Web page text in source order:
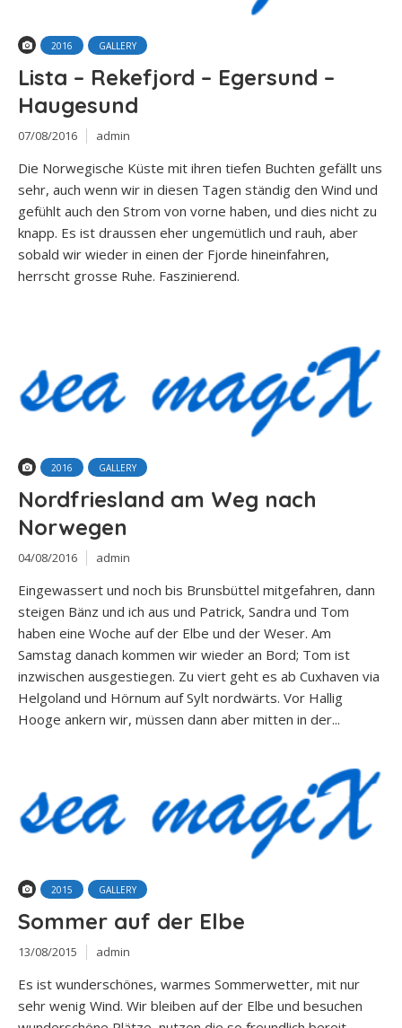
2016 GALLERY
Lista – Rekefjord – Egersund –
Haugesund
07/08/2016 admin
Die Norwegische Küste mit ihren tiefen Buchten gefällt uns
sehr, auch wenn wir in diesen Tagen ständig den Wind und
gefühlt auch den Strom von vorne haben, und dies nicht zu
knapp. Es ist draussen eher ungemütlich und rauh, aber
sobald wir wieder in einen der Fjorde hineinfahren,
herrscht grosse Ruhe. Faszinierend.
2016 GALLERY
Nordfriesland am Weg nach
Norwegen
04/08/2016 admin
Eingewassert und noch bis Brunsbüttel mitgefahren, dann
steigen Bänz und ich aus und Patrick, Sandra und Tom
haben eine Woche auf der Elbe und der Weser. Am
Samstag danach kommen wir wieder an Bord; Tom ist
inzwischen ausgestiegen. Zu viert geht es ab Cuxhaven via
Helgoland und Hörnum auf Sylt nordwärts. Vor Hallig
Hooge ankern wir, müssen dann aber mitten in der...
2015 GALLERY
Sommer auf der Elbe
13/08/2015 admin
Es ist wunderschönes, warmes Sommerwetter, mit nur
sehr wenig Wind. Wir bleiben auf der Elbe und besuchen